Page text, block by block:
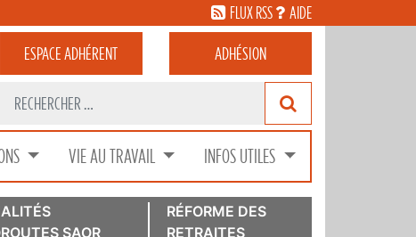
FLUX RSS AIDE
ESPACEADHÉRENT ADHÉSION
VIE AU TRAVAIL INFOS UTILES
SAOR
RÉFORME DES
RETRAITES